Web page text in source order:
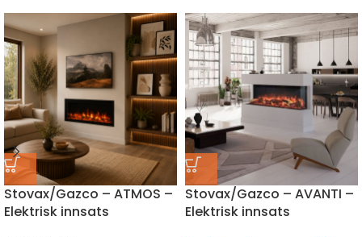
Stovax/Gazco – ATMOS –
Elektrisk innsats
Stovax/Gazco – AVANTI –
Elektrisk innsats